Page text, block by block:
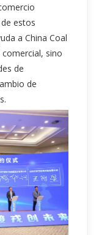
estos
a China Coal
sino
de
de